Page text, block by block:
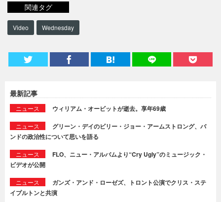
関連タグ
Video Wednesday
最新記事
ニュース ウィリアム・オービットが逝去。享年69歳
ニュース
グリーン・デイのビリー・ジョー・アームストロング、バ
ンドの政治性について思いを語る
ニュース
FLO、ニュー・アルバムより“Cry Ugly”のミュージック・
ビデオが公開
ニュース
ガンズ・アンド・ローゼズ、トロント公演でクリス・ステ
イプルトンと共演